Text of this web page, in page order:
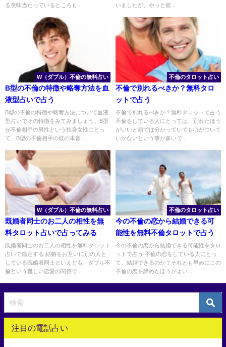
る意味当たっているところも...
いましたが、やっと彼...
W（ダブル）不倫の無料占い
B型の不倫の特徴や略奪方法を血
液型占いで占う
B型の不倫の特徴や略奪方法について血液
型占いでその特徴をみてみましょう。B型
が不倫相手の男性という独身女性にとっ
て、B型の不倫相手の彼の本音...
不倫のタロット占い
不倫で別れるべきか？無料タロ
ットで占う
不倫で別れるべきか？無料タロットで占う
不倫をしている人にとっては、別れたほう
がいいと頭では分かっていても心がついて
いかないという事が多いで...
W（ダブル）不倫の無料占い
既婚者同士のお二人の相性を無
料タロット占いで占ってみる
既婚者同士のお二人の相性を無料タロット
占いで鑑定する 結婚をお互いに別の人と
している既婚者同士といえども、ダブル不
倫という難しい恋愛の関係で...
不倫のタロット占い
今の不倫の恋から結婚できる可
能性を無料不倫タロットで占う
今の不倫の恋から結婚できる可能性をタロ
ットで占う 不倫の恋をしている人にとっ
て、結婚できるのか？それとも早めにこの
不倫の恋を諦めたほうがよい...
注目の電話占い